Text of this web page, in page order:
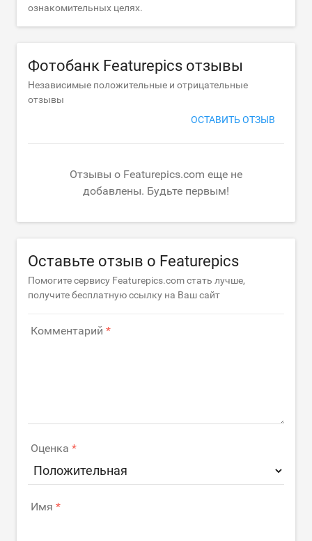
ознакомительных целях.
Фотобанк Featurepics отзывы
Независимые положительные и отрицательные
отзывы
ОСТАВИТЬ ОТЗЫВ
Отзывы о Featurepics.com еще не
добавлены. Будьте первым!
Оставьте отзыв о Featurepics
Помогите сервису Featurepics.com стать лучше,
получите бесплатную ссылку на Ваш сайт
Комментарий
Оценка
Имя